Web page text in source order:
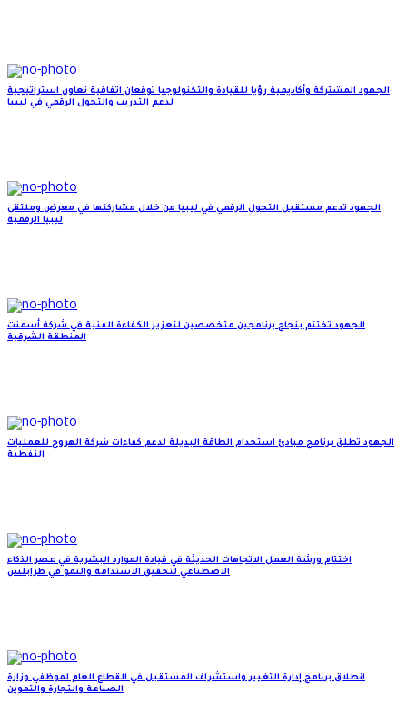
الجهود المشتركة وأكاديمية رؤيا للقيادة والتكنولوجيا توقعان اتفاقية تعاون استراتيجية
لدعم التدريب والتحول الرقمي في ليبيا
الجهود تدعم مستقبل التحول الرقمي في ليبيا من خلال مشاركتها في معرض وملتقى
ليبيا الرقمية
الجهود تختتم بنجاح برنامجين متخصصين لتعزيز الكفاءة الفنية في شركة أسمنت
المنطقة الشرقية
الجهود تطلق برنامج مبادئ استخدام الطاقة البديلة لدعم كفاءات شركة الهروج للعمليات
النفطية
اختتام ورشة العمل الاتجاهات الحديثة في قيادة الموارد البشرية في عصر الذكاء
الاصطناعي لتحقيق الاستدامة والنمو في طرابلس
انطلاق برنامج إدارة التغيير واستشراف المستقبل في القطاع العام لموظفي وزارة
الصناعة والتجارة والتموين